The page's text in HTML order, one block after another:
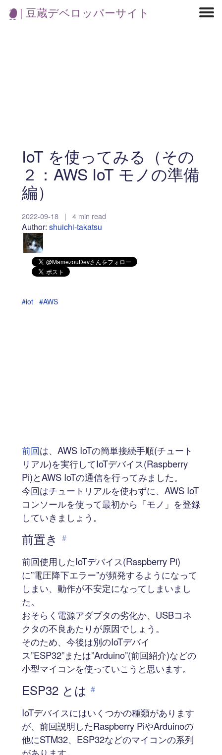
| 豆蔵デベロッパーサイト
IoT を使ってみる（その
２：AWS IoT モノの準備
編）
2022-09-18 | 4 min read
Author: shuichi-takatsu
#iot #AWS
前回は、AWS IoTの簡単接続手順(チュート
リアル)を実行してIoTデバイス(Raspberry
Pi)とAWS IoTの通信を行ってみました。
今回はチュートリアルを使わずに、AWS IoT
コンソールを使って最初から「モノ」を登録
していきましょう。
前置き #
前回使用したIoTデバイス(Raspberry Pi)
に”電圧降下エラー”が頻発するようになって
しまい、動作が不安定になってしまいまし
た。
おそらく電源アダプタの劣化か、USBコネ
クタの不良あたりが原因でしょう。
そのため、今後は別のIoTデバイ
ス”ESP32”または”Arduino”(前回紹介)などの
小型マイコンを使っていこうと思います。
ESP32 とは #
IoTデバイスにはいくつかの種類があります
が、前回説明したRaspberry PiやArduinoの
他にSTM32、ESP32などのマイコンの系列